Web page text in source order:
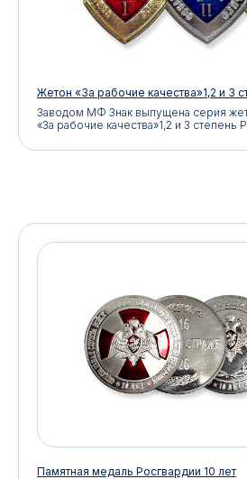
Жетон «За рабочие качества»1,2 и 3
Заводом МФ Знак выпущена серия
«За рабочие качества»1,2 и 3
Памятная медаль Росгвардии 10 лет